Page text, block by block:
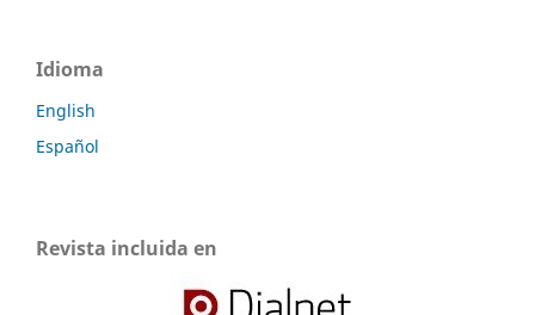
Idioma
English
Español
Revista incluida en